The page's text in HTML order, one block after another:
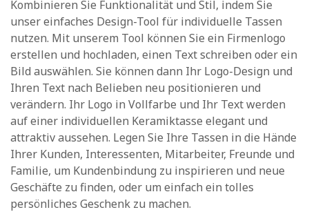
Kombinieren Sie Funktionalität und Stil, indem Sie
unser einfaches Design-Tool für individuelle Tassen
nutzen. Mit unserem Tool können Sie ein Firmenlogo
erstellen und hochladen, einen Text schreiben oder ein
Bild auswählen. Sie können dann Ihr Logo-Design und
Ihren Text nach Belieben neu positionieren und
verändern. Ihr Logo in Vollfarbe und Ihr Text werden
auf einer individuellen Keramiktasse elegant und
attraktiv aussehen. Legen Sie Ihre Tassen in die Hände
Ihrer Kunden, Interessenten, Mitarbeiter, Freunde und
Familie, um Kundenbindung zu inspirieren und neue
Geschäfte zu finden, oder um einfach ein tolles
persönliches Geschenk zu machen.